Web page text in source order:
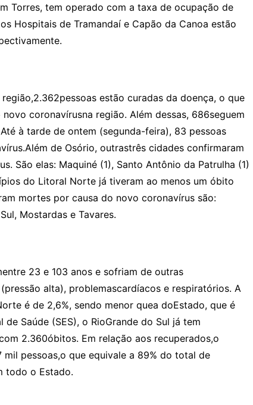
Torres, tem operado com a taxa de ocupação de
Hospitais de Tramandaí e Capão da Canoa estão
estão curadas da doença, o que
coronavírusna região. Além dessas, 686seguem
à tarde de ontem (segunda-feira), 83 pessoas
de Osório, outrastrês cidades confirmaram
São elas: Maquiné (1), Santo Antônio da Patrulha (1)
do Litoral Norte já tiveram ao menos um óbito
mortes por causa do novo coronavírus são:
Mostardas e Tavares.
23 e 103 anos e sofriam de outras
alta), problemascardíacos e respiratórios. A
é de 2,6%, sendo menor quea doEstado, que é
Saúde (SES), o RioGrande do Sul já tem
2.360óbitos. Em relação aos recuperados,o
pessoas,o que equivale a 89% do total de
todo o Estado.